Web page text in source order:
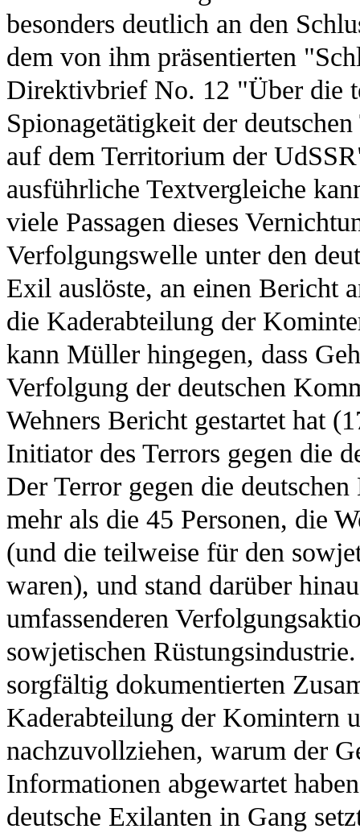
besonders deutlich an den
dem von ihm präsentierten
Direktivbrief No. 12 "Über die
Spionagetätigkeit der
auf dem Territorium der
ausführliche Textvergleiche
viele Passagen dieses
Verfolgungswelle unter den
Exil auslöste, an einen Bericht
die Kaderabteilung der
kann Müller hingegen, dass
Verfolgung der deutschen
Wehners Bericht gestartet hat
Initiator des Terrors gegen die
Der Terror gegen die
mehr als die 45 Personen, die
(und die teilweise für den
waren), und stand darüber
umfassenderen
sowjetischen
sorgfältig dokumentierten
Kaderabteilung der Komintern
nachzuvollziehen, warum der
Informationen abgewartet
deutsche Exilanten in Gang